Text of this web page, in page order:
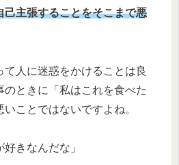
己主張することをそこまで悪
て人に迷惑をかけることは良
のときに「私はこれを食べた
ことではないですよね。
好きなんだな」